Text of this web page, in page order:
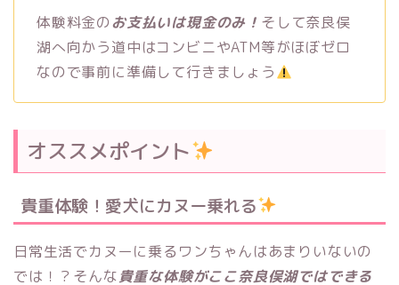
体験料金のお支払いは現金のみ！ そして奈良俣
湖へ向かう道中はコンビニやATM等がほぼゼロ
なので事前に準備して行きましょう
オススメポイント
貴重体験！愛犬にカヌー乗れる
日常生活でカヌーに乗るワンちゃんはあまりいないの
では！？そんな貴重な体験がここ奈良俣湖ではできる